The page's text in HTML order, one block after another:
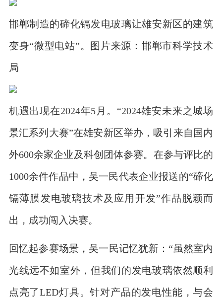
邯郸制造的碲化镉发电玻璃让雄安新区的建筑
变身“微型电站”。图片来源：邯郸市科学技术
局
机遇出现在2024年5月。“2024雄安未来之城场
景汇系列大赛”在雄安新区举办，吸引来自国内
外600余家企业及科创团体参赛。在参与评比的
1000余件作品中，吴一民代表企业报送的“碲化
镉薄膜发电玻璃技术及应用开发”作品脱颖而
出，成功闯入决赛。
回忆起参赛场景，吴一民记忆犹新：“虽然室内
光线远不如室外，但我们的发电玻璃依然顺利
点亮了LED灯具。针对产品的发电性能，与会